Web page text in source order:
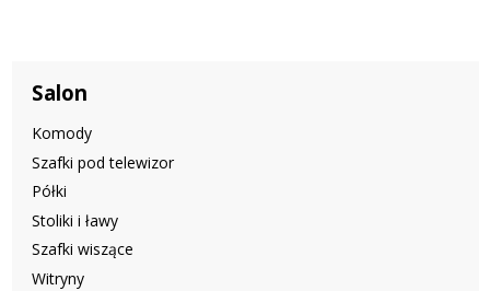
Salon
Komody
Szafki pod telewizor
Półki
Stoliki i ławy
Szafki wiszące
Witryny